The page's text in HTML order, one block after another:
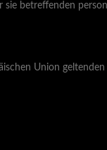
betreffenden
Union